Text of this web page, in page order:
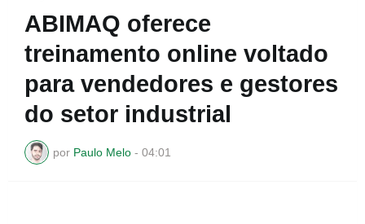
ABIMAQ oferece
treinamento online voltado
para vendedores e gestores
do setor industrial
por Paulo Melo - 04:01